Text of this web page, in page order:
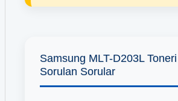
Samsung MLT-D203L
Sorulan Sorular